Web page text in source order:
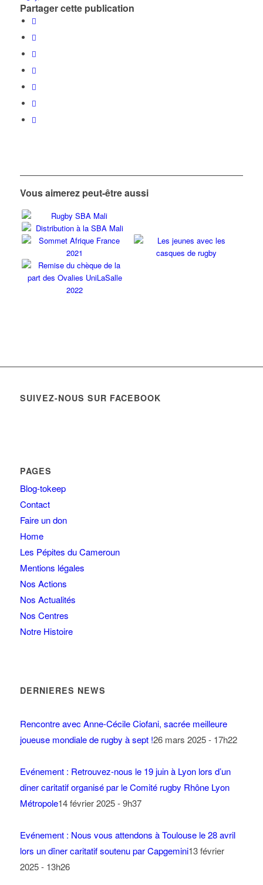
Partager cette publication
Vous aimerez peut-être aussi
SUIVEZ-NOUS SUR FACEBOOK
PAGES
Blog-tokeep
Contact
Faire un don
Home
Les Pépites du Cameroun
Mentions légales
Nos Actions
Nos Actualités
Nos Centres
Notre Histoire
DERNIERES NEWS
Rencontre avec Anne-Cécile Ciofani, sacrée meilleure
joueuse mondiale de rugby à sept !26 mars 2025 - 17h22
Evénement : Retrouvez-nous le 19 juin à Lyon lors d’un
diner caritatif organisé par le Comité rugby Rhône Lyon
Métropole14 février 2025 - 9h37
Evénement : Nous vous attendons à Toulouse le 28 avril
lors un dîner caritatif soutenu par Capgemini13 février
2025 - 13h26